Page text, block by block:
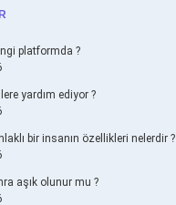
platformda ?
yardım ediyor ?
bir insanın özellikleri nelerdir ?
aşık olunur mu ?